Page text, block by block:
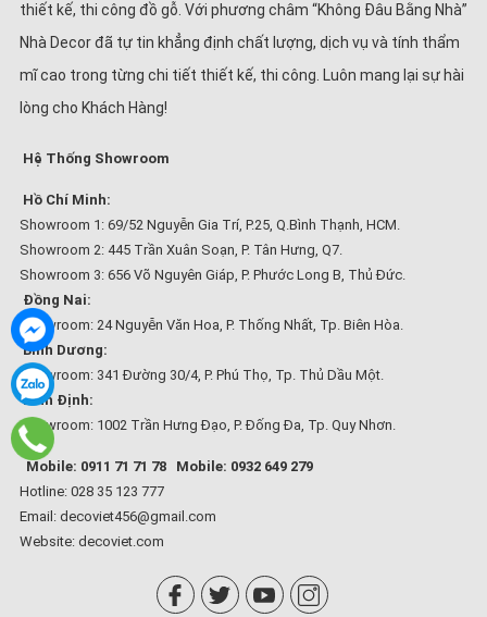
thiết kế, thi công đồ gỗ. Với phương châm “Không Đâu Bằng Nhà”
Nhà Decor đã tự tin khẳng định chất lượng, dịch vụ và tính thẩm
mĩ cao trong từng chi tiết thiết kế, thi công. Luôn mang lại sự hài
lòng cho Khách Hàng!
Hệ Thống Showroom
Hồ Chí Minh:
Showroom 1: 69/52 Nguyễn Gia Trí, P.25, Q.Bình Thạnh, HCM.
Showroom 2: 445 Trần Xuân Soạn, P. Tân Hưng, Q7.
Showroom 3: 656 Võ Nguyên Giáp, P. Phước Long B, Thủ Đức.
Đồng Nai:
Showroom: 24 Nguyễn Văn Hoa, P. Thống Nhất, Tp. Biên Hòa.
Bình Dương:
Showroom: 341 Đường 30/4, P. Phú Thọ, Tp. Thủ Dầu Một.
Bình Định:
Showroom: 1002 Trần Hưng Đạo, P. Đống Đa, Tp. Quy Nhơn.
Mobile: 0911 71 71 78
Mobile: 0932 649 279
Hotline: 028 35 123 777
Email: decoviet456@gmail.com
Website: decoviet.com